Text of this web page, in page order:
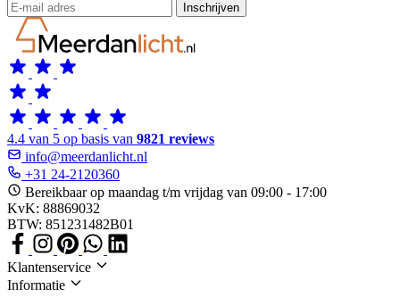
Inschrijven
4.4 van 5 op basis van 9821 reviews
info@meerdanlicht.nl
+31 24-2120360
Bereikbaar op maandag t/m vrijdag van 09:00 - 17:00
KvK: 88869032
BTW: 851231482B01
Klantenservice
Informatie